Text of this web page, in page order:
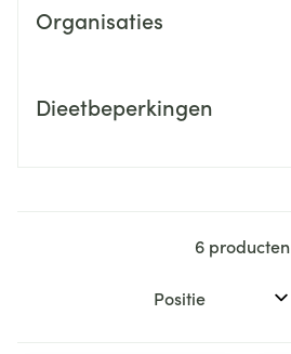
Organisaties
Dieetbeperkingen
6 producten
Sorteer op: